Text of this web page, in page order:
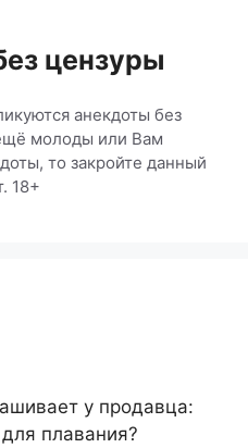
цензуры
анекдоты без
молоды или Вам
то закройте данный
18+
у продавца:
плавания?